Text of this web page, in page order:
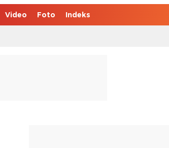
Video Foto Indeks